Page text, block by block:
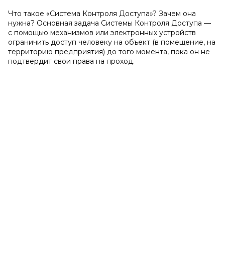
Что такое «Система Контроля Доступа»? Зачем она
нужна? Основная задача Системы Контроля Доступа —
с помощью механизмов или электронных устройств
ограничить доступ человеку на объект (в помещение, на
территорию предприятия) до того момента, пока он не
подтвердит свои права на проход.